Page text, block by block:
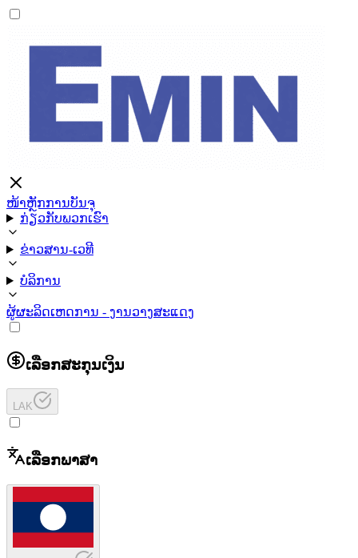
ໜ້າຫຼັກການບັນຈຸ
ກ່ຽວກັບພວກເຮົາ
ຂ່າວສານ-ເວທີ
ບໍລິການ
ຜູ້ຜະລິດເຫດການ - ງານວາງສະແດງ
ເລືອກສະກຸນເງິນ
LAK
ເລືອກພາສາ